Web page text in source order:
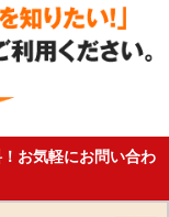
お気軽にお問い合わ